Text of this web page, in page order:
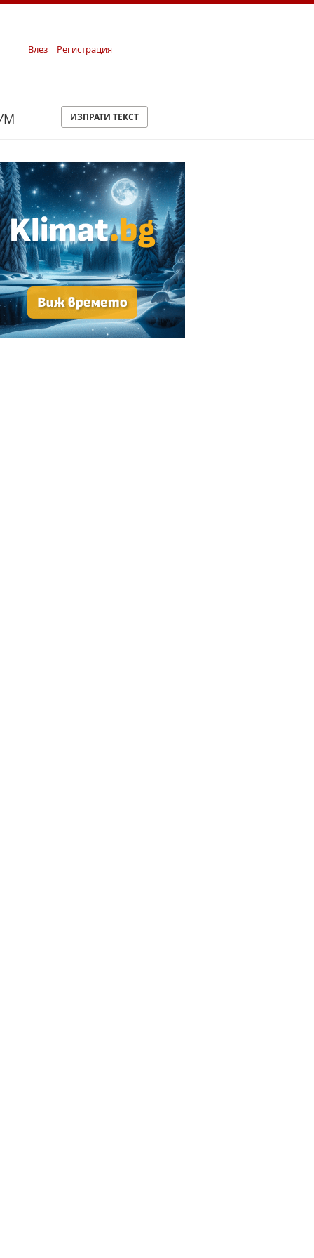
Влез Регистрация
ИЗПРАТИ ТЕКСТ